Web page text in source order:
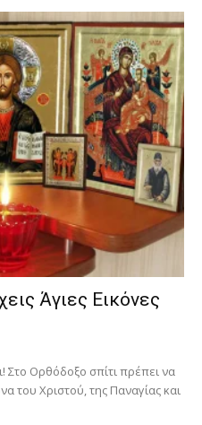
Άγιες Εικόνες
Στο Ορθόδοξο σπίτι πρέπει να
του Χριστού, της Παν­αγίας και